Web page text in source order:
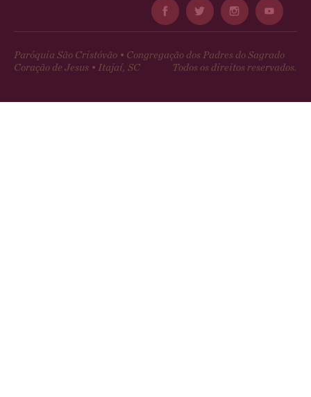
Paróquia São Cristóvão • Congregação dos Padres do Sagrado
Coração de Jesus • Itajaí, SC
Todos os direitos reservados.